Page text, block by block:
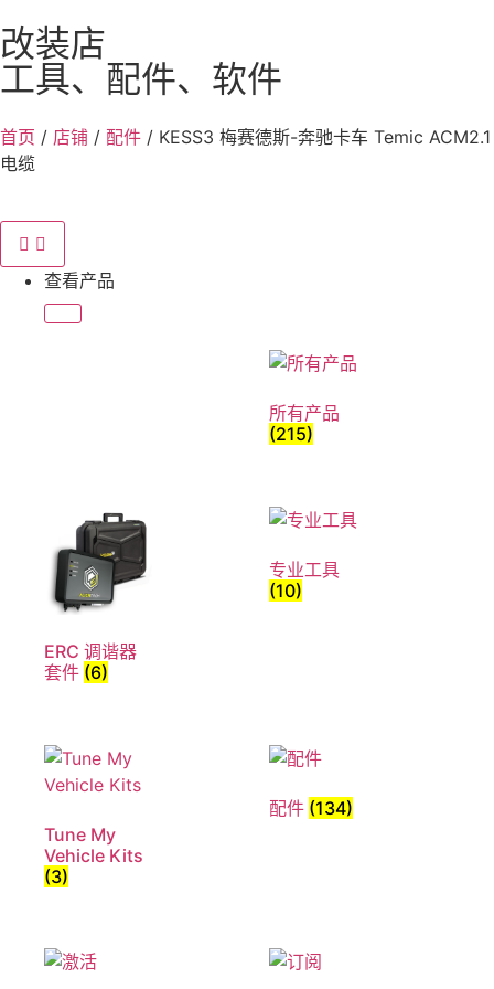
改装店
工具、配件、软件
首页 / 店铺 / 配件 / KESS3 梅赛德斯-奔驰卡车 Temic ACM2.1
电缆
查看产品
所有产品
(215)
ERC 调谐器
套件 (6)
专业工具
(10)
Tune My
Vehicle Kits
(3)
配件 (134)